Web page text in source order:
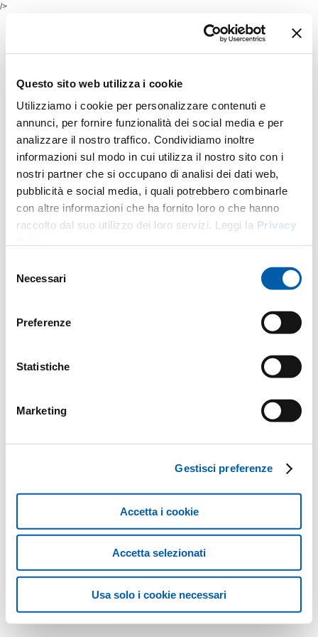
Questo sito web utilizza i cookie
Utilizziamo i cookie per personalizzare contenuti e
annunci, per fornire funzionalità dei social media e per
analizzare il nostro traffico. Condividiamo inoltre
informazioni sul modo in cui utilizza il nostro sito con i
nostri partner che si occupano di analisi dei dati web,
pubblicità e social media, i quali potrebbero combinarle
con altre informazioni che ha fornito loro o che hanno
raccolto dal suo utilizzo dei loro servizi. Leggi la Privacy
delNecessari
Preferenze
Statistiche
Marketing
Gestisci preferenze
Accetta i cookie
Accetta selezionati
Usa solo i cookie necessari
/>